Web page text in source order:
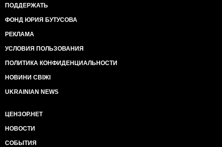
ПОДДЕРЖАТЬ
ФОНД ЮРИЯ БУТУСОВА
РЕКЛАМА
УСЛОВИЯ ПОЛЬЗОВАНИЯ
ПОЛИТИКА КОНФИДЕНЦИАЛЬНОСТИ
НОВИНИ СВІЖІ
UKRAINIAN NEWS
ЦЕНЗОР.НЕТ
НОВОСТИ
СОБЫТИЯ